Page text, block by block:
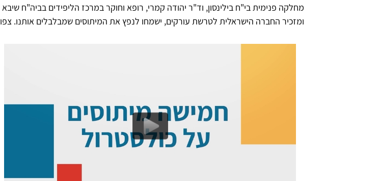
מחלקה פנימית בי"ח בילינסון, וד"ר יהודה קמרי, רופא וחוקר במרכז הליפידים בביה"ח שיבא
ומזכיר החברה הישראלית לטרשת עורקים, ישמחו לנפץ את המיתוסים שמבלבלים אותנו. צפו